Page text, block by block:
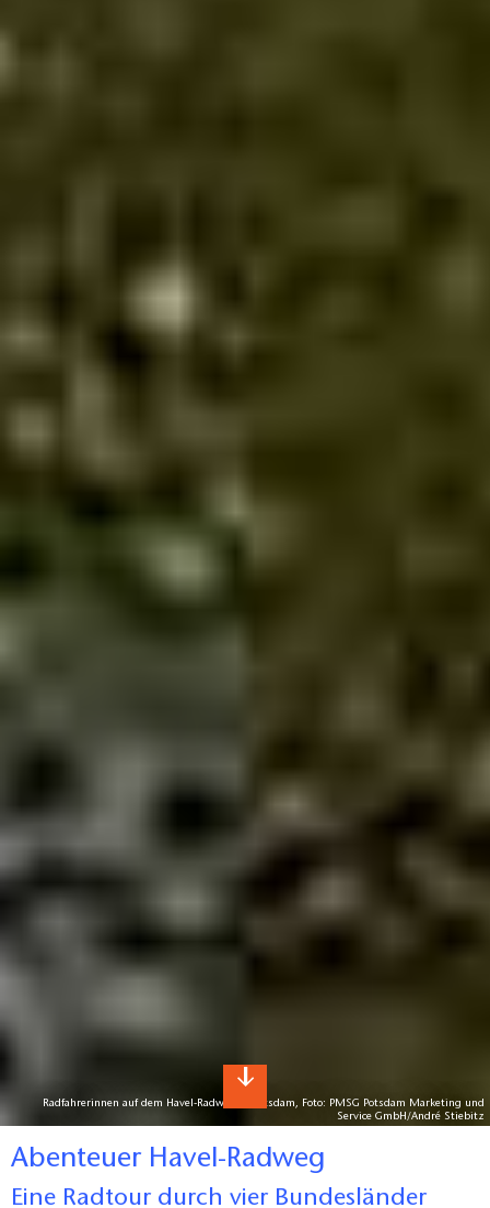
Radfahrerinnen auf dem Havel-Radweg in Potsdam, Foto: PMSG Potsdam Marketing und
Service GmbH/André Stiebitz
Abenteuer Havel-Radweg
Eine Radtour durch vier Bundesländer